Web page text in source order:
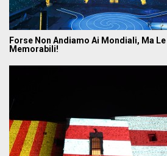
Forse Non Andiamo Ai Mondiali, Ma
Memorabili!